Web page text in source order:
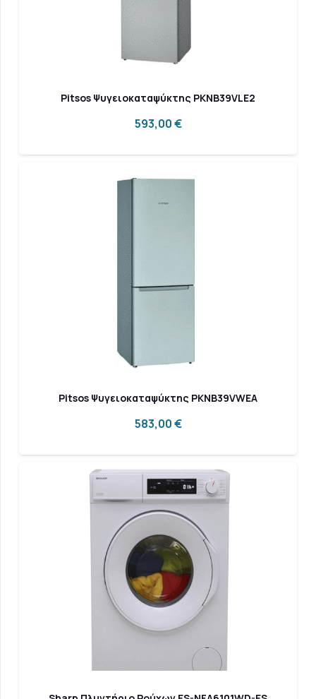
Pitsos Ψυγειοκαταψύκτης PKNB39VLE2
593,00€
Pitsos Ψυγειοκαταψύκτης PKNB39VWEA
583,00€